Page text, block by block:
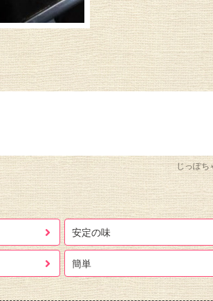
じっぽち
安定の味
簡単